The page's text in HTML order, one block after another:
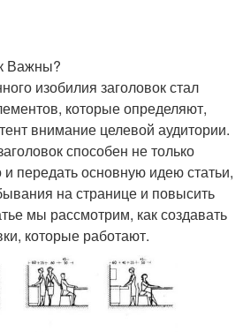
Важны?
изобилия заголовок стал
которые определяют,
внимание целевой аудитории.
способен не только
и передать основную идею статьи,
на странице и повысить
мы рассмотрим, как создавать
которые работают.